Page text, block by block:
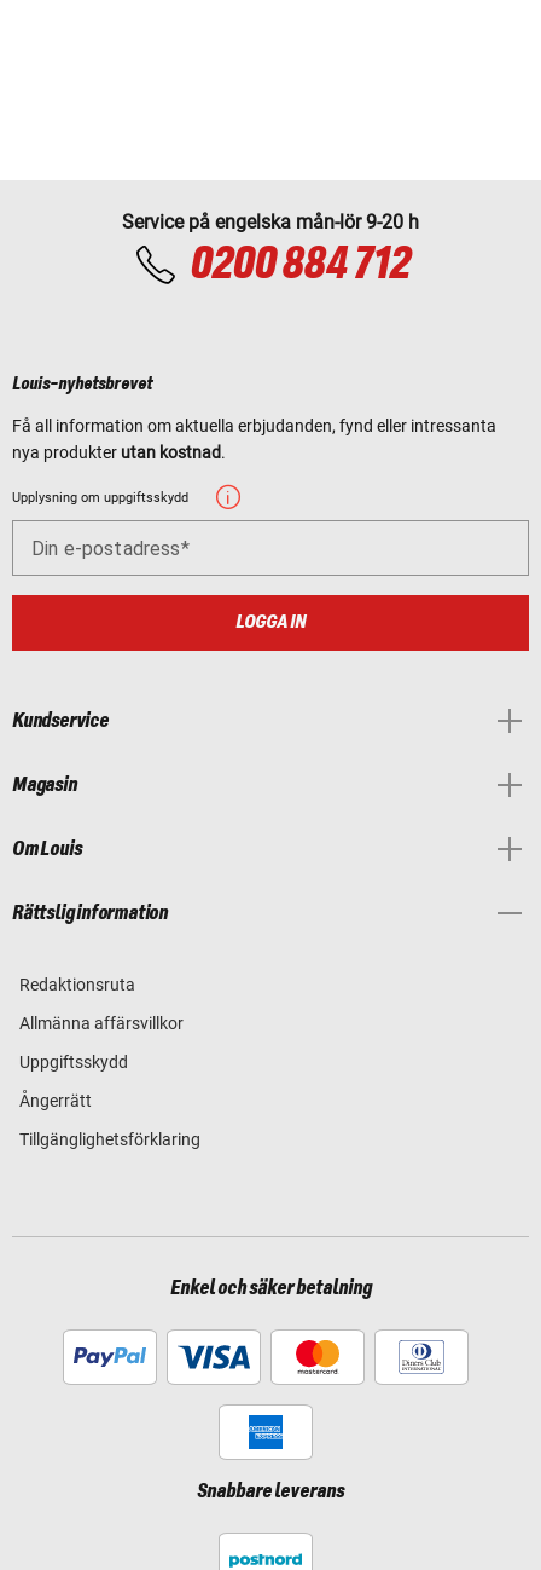
Service på engelska mån-lör 9-20 h
0200 884 712
Louis-nyhetsbrevet
Få all information om aktuella erbjudanden, fynd eller intressanta
nya produkter utan kostnad.
Upplysning om uppgiftsskydd
Din e-postadress
LOGGA IN
Kundservice
Magasin
Om Louis
Rättslig information
Redaktionsruta
Allmänna affärsvillkor
Uppgiftsskydd
Ångerrätt
Tillgänglighetsförklaring
Enkel och säker betalning
Snabbare leverans